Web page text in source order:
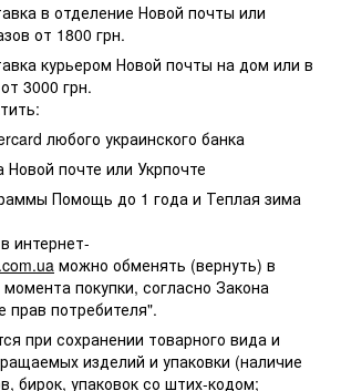
в отделение Новой почты или
от 1800 грн.
курьером Новой почты на дом или в
3000 грн.
любого украинского банка
Новой почте или Укрпочте
Помощь до 1 года и Теплая зима
интернет-
можно обменять (вернуть) в
покупки, согласно Закона
прав потребителя".
при сохранении товарного вида и
изделий и упаковки (наличие
бирок, упаковок со штих-кодом;